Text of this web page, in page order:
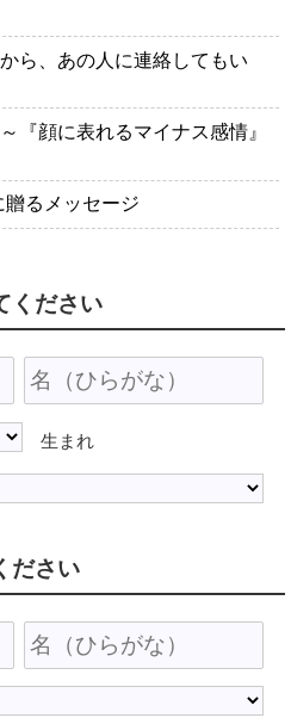
ら、あの人に連絡してもい
『顔に表れるマイナス感情』
贈るメッセージ
ください
生まれ
ださい